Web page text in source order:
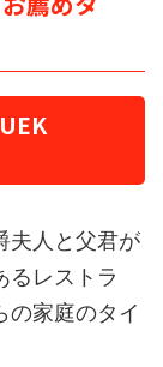
夫人と父君が
るレストラ
の家庭のタイ